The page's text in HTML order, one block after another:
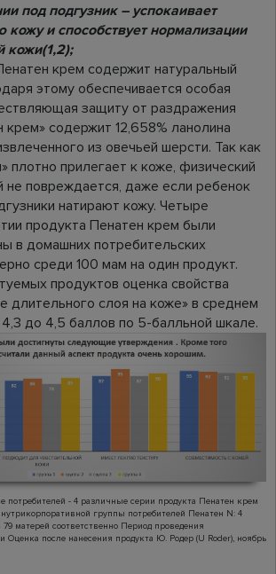
под подгузник – успокаивает
кожу и способствует нормализации
кожи(1,2);
крем содержит натуральный
этому обеспечивается особая
защиту от раздражения
крем» содержит 12,658% ланолина
из овечьей шерсти. Так как
плотно прилегает к коже, физический
не повреждается, даже если ребенок
натирают кожу. Четыре
продукта Пенатен крем были
в домашних потребительских
среди 100 мам на один продукт.
продуктов оценка свойства
длительного слоя на коже» в среднем
4,3 до 4,5 баллов по 5-балльной шкале.
потребителей - 4 различные серии продукта Пенатен крем
группы потребителей Пенатен N: 4
79 матерей соответственно Период проведения
Оценка после нанесения продукта Ю. Родер (U Roder), ноябрь